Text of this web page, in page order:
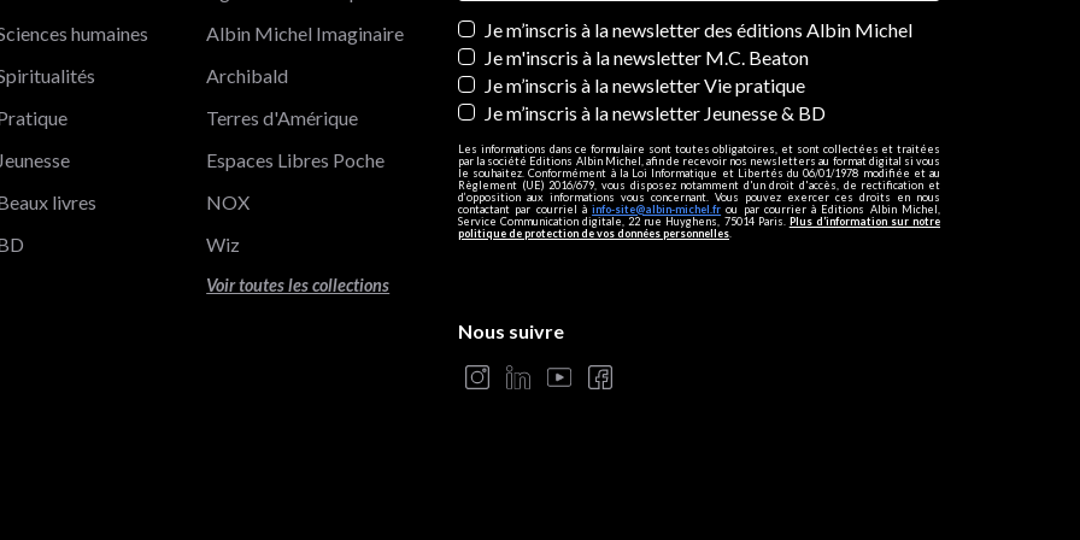
de confidentialité, en garantissant la conformité avec les réglementations. Personnalisez vos préférences pour
Newsletters
Je m’inscris à la newsletter des éditions Albin Michel
Je m'inscris à la newsletter M.C. Beaton
Je m’inscris à la newsletter Vie pratique
Je m’inscris à la newsletter Jeunesse & BD
Les informations dans ce formulaire sont toutes obligatoires, et sont collectées et traitées
par la société Editions Albin Michel, afin de recevoir nos newsletters au format digital si vous
le souhaitez. Conformément à la Loi Informatique et Libertés du 06/01/1978 modifiée et au
Règlement (UE) 2016/679, vous disposez notamment d'un droit d'accès, de rectification et
d’opposition aux informations vous concernant. Vous pouvez exercer ces droits en nous
contactant par courriel àinfo-site@albin-michel.fr ou par courrier à Editions Albin Michel,
Service Communication digitale, 22 rue Huyghens, 75014 Paris. Plus d’information sur notre
politique de protection de vos données personnelles
humaines
Jeunesse
livres
Albin Michel Imaginaire
Archibald
Terres d'Amérique
Espaces Libres Poche
NOX
Wiz
Voir toutes les collections
Nous suivre